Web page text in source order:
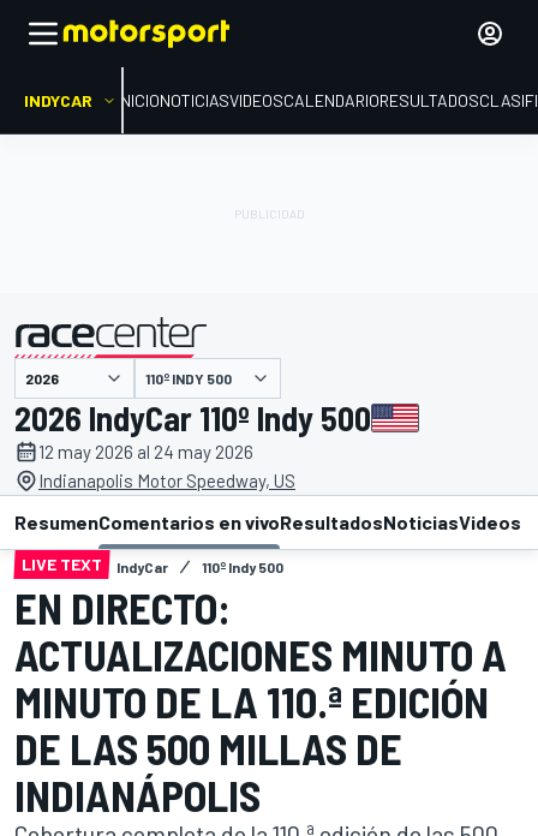
INDYCAR INICIONOTICIASVIDEOSCALENDARIORESULTADOS
110º INDY 500
2026 IndyCar 110º Indy 500
12 may 2026 al 24 may 2026
Indianapolis Motor Speedway, US
ResumenComentarios en vivoResultadosNoticiasVideos
LIVE TEXT IndyCar 110º Indy 500
EN DIRECTO:
ACTUALIZACIONES MINUTO A
MINUTO DE LA 110.ª EDICIÓN
DE LAS 500 MILLAS DE
INDIANÁPOLIS